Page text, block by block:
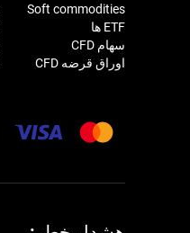
Soft commodities
ETF ها
سهام CFD
اوراق قرضه CFD